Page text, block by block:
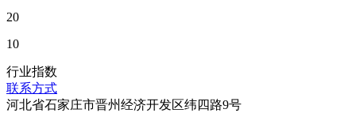
20
10
行业指数
联系方式
河北省石家庄市晋州经济开发区纬四路9号